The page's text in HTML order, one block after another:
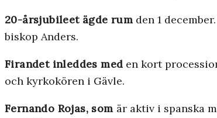
20-årsjubileet ägde rum den 1
biskop Anders.
Firandet inleddes med en kort
och kyrkokören i Gävle.
Fernando Rojas, som är aktiv i spanska